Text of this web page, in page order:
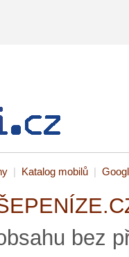
| Katalog mobilů |
bez